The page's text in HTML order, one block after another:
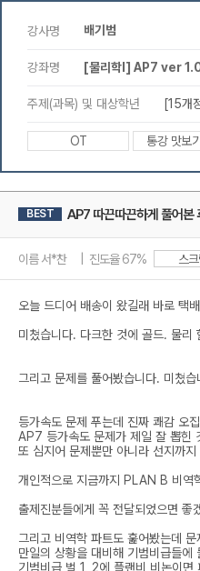
강사명 배기범
강좌명 [물리학l] AP7 ver
주제(과목) 및 대상학년 [15개
OT 통강 맛보기
BEST AP7 따끈따끈하게 풀어본
이름 서*찬 | 진도율 67% 스
오늘 드디어 배송이 왔길래 바로 택
미쳤습니다. 다크한 것에 골드. 물리
그리고 문제를 풀어봤습니다. 미쳤습
등가속도 문제 푸는데 진짜 쾌감 오
AP7 등가속도 문제가 제일 잘 뽑힌
또 심지어 문제뿐만 아니라 선지까
개인적으로 지금까지 PLAN B 비역
출제진분들에게 꼭 전달되었으면 좋
그리고 비역학 파트도 훑어봤는데
만일의 상황을 대비해 기범비급들
기범비급 벌 1, 2에 플랜비 비논이